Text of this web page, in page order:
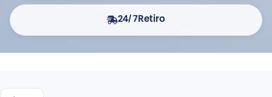
24/7Retiro